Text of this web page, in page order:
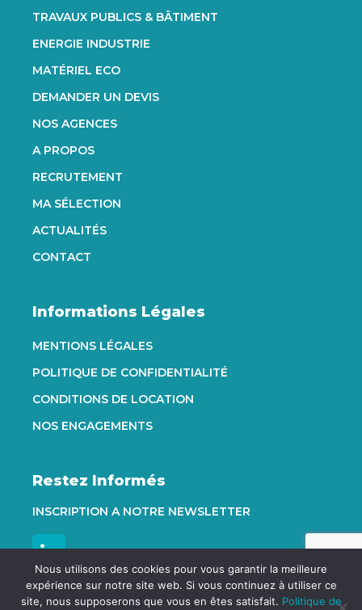
TRAVAUX PUBLICS & BÂTIMENT
ENERGIE INDUSTRIE
MATÉRIEL ECO
DEMANDER UN DEVIS
NOS AGENCES
A PROPOS
RECRUTEMENT
MA SÉLECTION
ACTUALITÉS
CONTACT
Informations Légales
MENTIONS LÉGALES
POLITIQUE DE CONFIDENTIALITÉ
CONDITIONS DE LOCATION
NOS ENGAGEMENTS
Restez Informés
INSCRIPTION A NOTRE NEWSLETTER
Nous utilisons des cookies pour vous garantir la meilleure
expérience sur notre site web. Si vous continuez à utiliser ce
site, nous supposerons que vous en êtes satisfait. Politique de